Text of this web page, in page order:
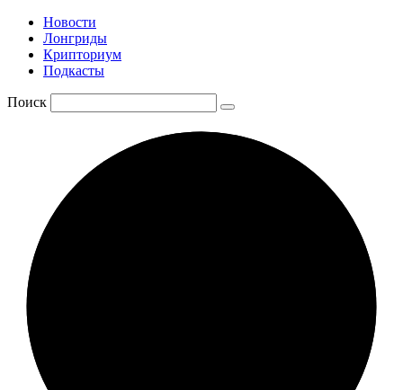
Новости
Лонгриды
Крипториум
Подкасты
Поиск